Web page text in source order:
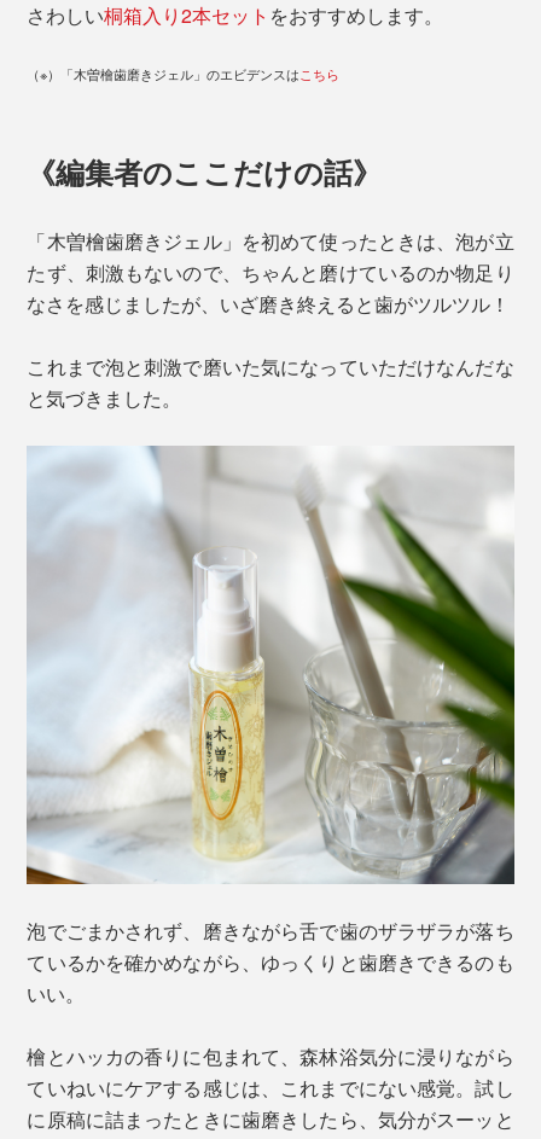
さわしい桐箱入り2本セット をおすすめします。
（※）「木曽檜歯磨きジェル」のエビデンスはこちら
《編集者のここだけの話》
「木曽檜歯磨きジェル」を初めて使ったときは、泡が立
たず、刺激もないので、ちゃんと磨けているのか物足り
なさを感じましたが、いざ磨き終えると歯がツルツル！
これまで泡と刺激で磨いた気になっていただけなんだな
と気づきました。
泡でごまかされず、磨きながら舌で歯のザラザラが落ち
ているかを確かめながら、ゆっくりと歯磨きできるのも
いい。
檜とハッカの香りに包まれて、森林浴気分に浸りながら
ていねいにケアする感じは、これまでにない感覚。試し
に原稿に詰まったときに歯磨きしたら、気分がスーッと